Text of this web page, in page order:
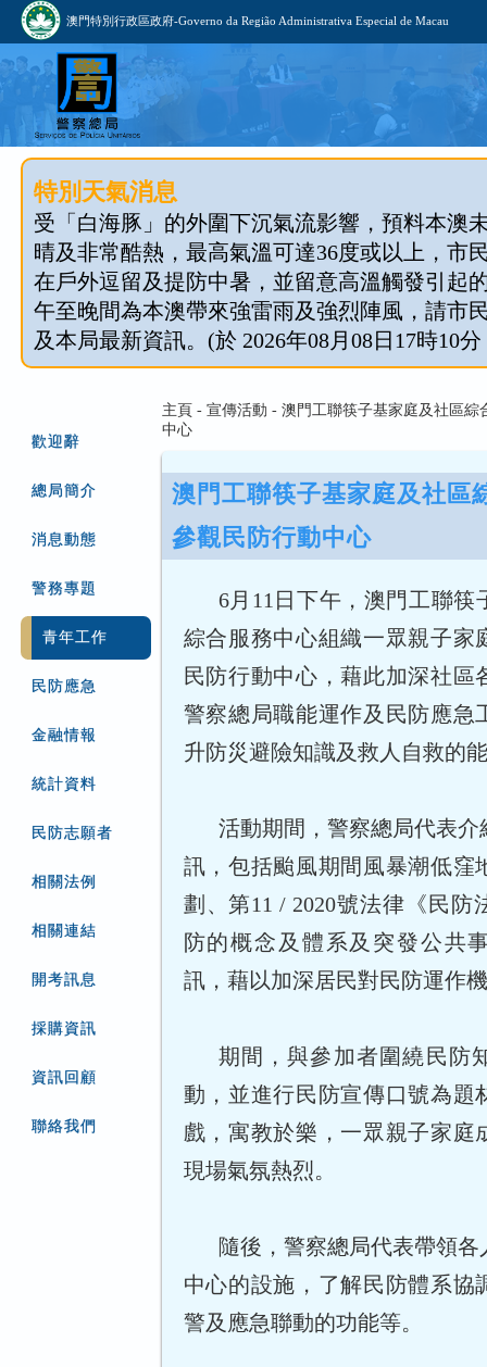
澳門特別行政區政府-Governo da Região Administrativa Especial de Macau
特別天氣消息
受「白海豚」的外圍下沉氣流影響，預料本澳
晴及非常酷熱，最高氣溫可達36度或以上，市
在戶外逗留及提防中暑，並留意高溫觸發引起
午至晚間為本澳帶來強雷雨及強烈陣風，請市
及本局最新資訊。(於 2026年08月08日17時10
歡迎辭
總局簡介
消息動態
警務專題
青年工作
民防應急
金融情報
統計資料
民防志願者
相關法例
相關連結
開考訊息
採購資訊
資訊回顧
聯絡我們
主頁 - 宣傳活動 - 澳門工聯筷子基家庭及社區綜
中心
澳門工聯筷子基家庭及社區
參觀民防行動中心
6月11日下午，澳門工聯筷
綜合服務中心組織一眾親子家
民防行動中心，藉此加深社區
警察總局職能運作及民防應急
升防災避險知識及救人自救的
活動期間，警察總局代表
訊，包括颱風期間風暴潮低窪
劃、第11 / 2020號法律《民防
防的概念及體系及突發公共
訊，藉以加深居民對民防運作
期間，與參加者圍繞民防
動，並進行民防宣傳口號為題
戲，寓教於樂，一眾親子家庭
現場氣氛熱烈。
隨後，警察總局代表帶領
中心的設施，了解民防體系協
警及應急聯動的功能等。